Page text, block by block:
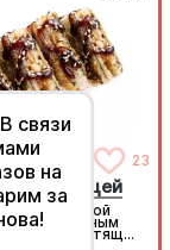
23
с курицей
с копченой
и пикантным
в хрустящей
связи
на
за